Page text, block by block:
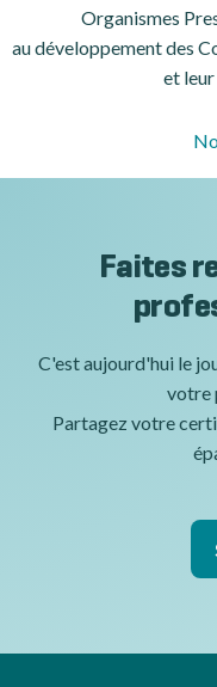
Organismes
au développement des
et
Faites
C'est aujourd'hui le
votre
Partagez votre